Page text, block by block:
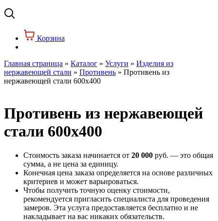
Корзина
Главная страница » Каталог » Услуги » Изделия из
нержавеющей стали » Противень » Противень из
нержавеющей стали 600х400
Противень из нержавеющей
стали 600х400
Стоимость заказа начинается от 20 000 руб. — это общая
сумма, а не цена за единицу.
Конечная цена заказа определяется на основе различных
критериев и может варьироваться.
Чтобы получить точную оценку стоимости,
рекомендуется пригласить специалиста для проведения
замеров. Эта услуга предоставляется бесплатно и не
накладывает на вас никаких обязательств.